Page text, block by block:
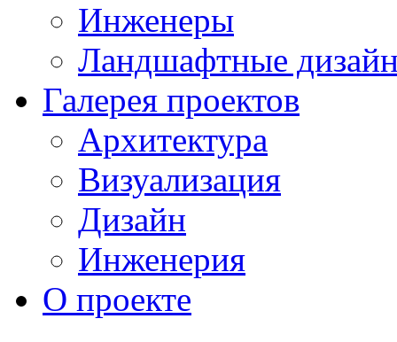
Инженеры
Ландшафтные
Галерея проектов
Архитектура
Визуализация
Дизайн
Инженерия
О проекте